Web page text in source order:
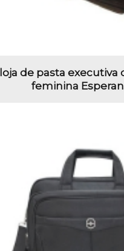
loja de pasta executiva
feminina